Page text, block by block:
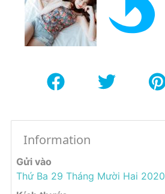
Information
Gửi vào
Thứ Ba 29 Tháng Mười Hai 2020